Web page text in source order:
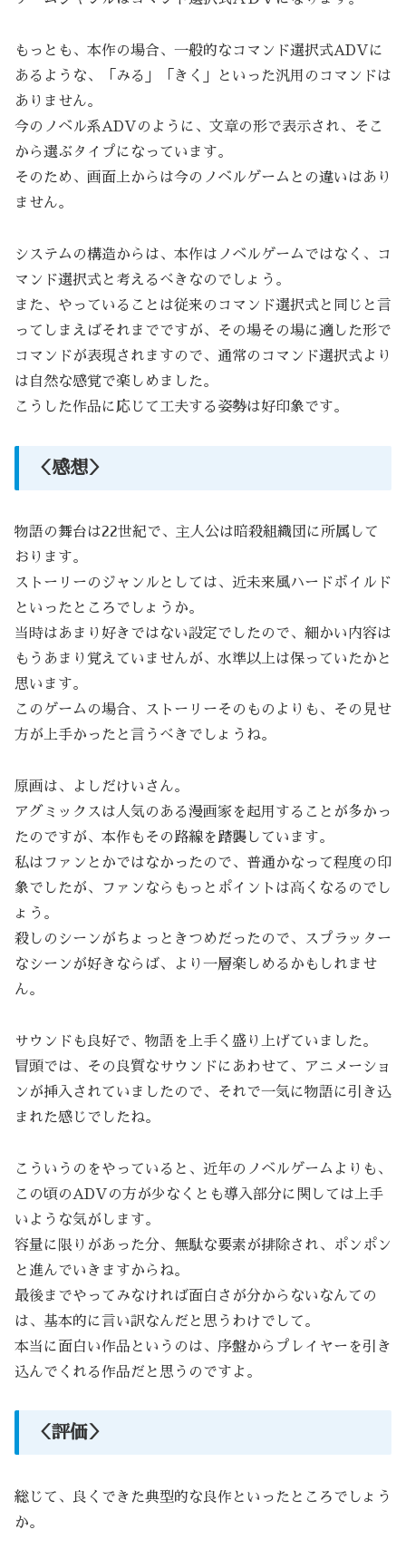
もっとも、本作の場合、一般的なコマンド選択式ADVに
あるような、「みる」「きく」といった汎用のコマンドは
ありません。
今のノベル系ADVのように、文章の形で表示され、そこ
から選ぶタイプになっています。
そのため、画面上からは今のノベルゲームとの違いはあり
ません。
システムの構造からは、本作はノベルゲームではなく、コ
マンド選択式と考えるべきなのでしょう。
また、やっていることは従来のコマンド選択式と同じと言
ってしまえばそれまでですが、その場その場に適した形で
コマンドが表現されますので、通常のコマンド選択式より
は自然な感覚で楽しめました。
こうした作品に応じて工夫する姿勢は好印象です。
＜感想＞
物語の舞台は22世紀で、主人公は暗殺組織団に所属して
おります。
ストーリーのジャンルとしては、近未来風ハードボイルド
といったところでしょうか。
当時はあまり好きではない設定でしたので、細かい内容は
もうあまり覚えていませんが、水準以上は保っていたかと
思います。
このゲームの場合、ストーリーそのものよりも、その見せ
方が上手かったと言うべきでしょうね。
原画は、よしだけいさん。
アグミックスは人気のある漫画家を起用することが多かっ
たのですが、本作もその路線を踏襲しています。
私はファンとかではなかったので、普通かなって程度の印
象でしたが、ファンならもっとポイントは高くなるのでし
ょう。
殺しのシーンがちょっときつめだったので、スプラッター
なシーンが好きならば、より一層楽しめるかもしれませ
ん。
サウンドも良好で、物語を上手く盛り上げていました。
冒頭では、その良質なサウンドにあわせて、アニメーショ
ンが挿入されていましたので、それで一気に物語に引き込
まれた感じでしたね。
こういうのをやっていると、近年のノベルゲームよりも、
この頃のADVの方が少なくとも導入部分に関しては上手
いような気がします。
容量に限りがあった分、無駄な要素が排除され、ポンポン
と進んでいきますからね。
最後までやってみなければ面白さが分からないなんての
は、基本的に言い訳なんだと思うわけでして。
本当に面白い作品というのは、序盤からプレイヤーを引き
込んでくれる作品だと思うのですよ。
＜評価＞
総じて、良くできた典型的な良作といったところでしょう
か。